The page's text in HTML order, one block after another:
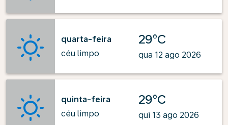
quarta-feira
céu limpo
29°C
qua 12 ago 2026
quinta-feira
céu limpo
29°C
qui 13 ago 2026